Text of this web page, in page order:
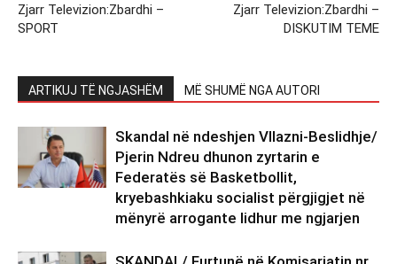
Zjarr Televizion:Zbardhi –
SPORT
Zjarr Televizion:Zbardhi –
DISKUTIM TEME
ARTIKUJ TË NGJASHËM MË SHUMË NGA AUTORI
Skandal në ndeshjen Vllazni-Beslidhje/
Pjerin Ndreu dhunon zyrtarin e
Federatës së Basketbollit,
kryebashkiaku socialist përgjigjet në
mënyrë arrogante lidhur me ngjarjen